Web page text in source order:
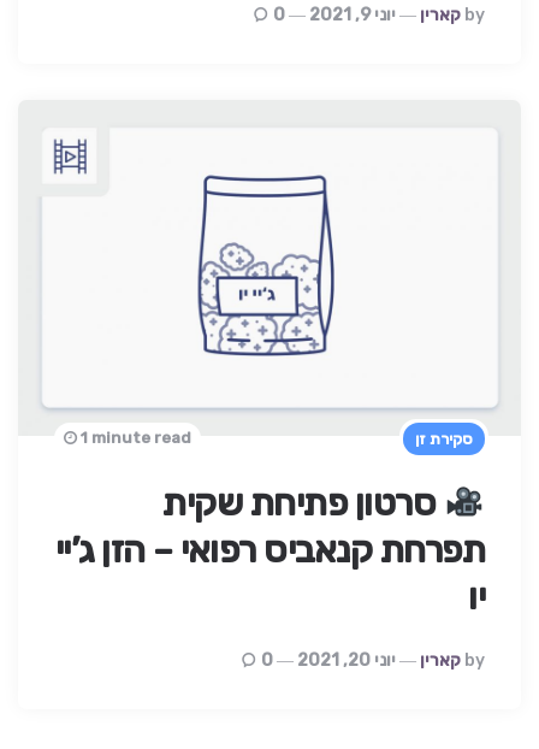
Posted
By קארין יוני 9, 2021 0
סקירת זן
סרטון פתיחת שקית
תפרחת קנאביס רפואי – הזן ג’יי
יו
Posted
By
By קארין יוני 20, 2021
1 minute read
0